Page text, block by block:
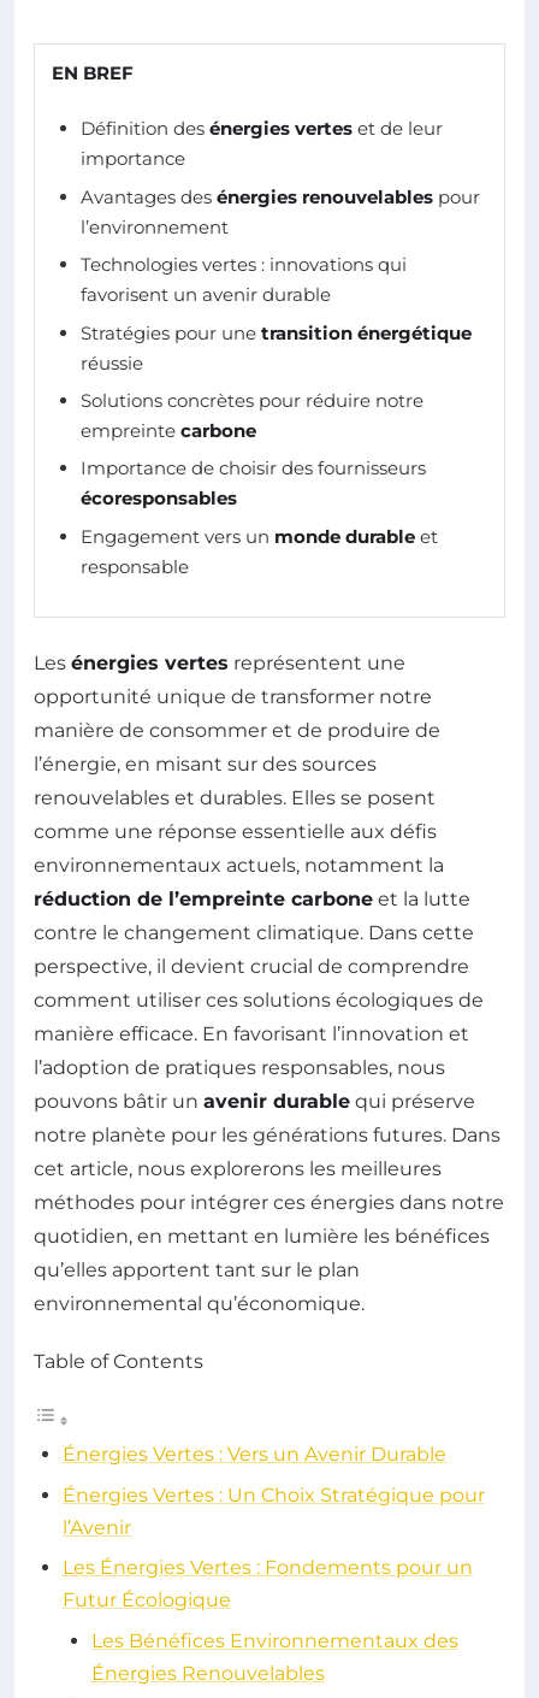
EN BREF
Définition des énergies vertes et de leur
importance
Avantages des énergies renouvelables pour
l’environnement
Technologies vertes : innovations qui
favorisent un avenir durable
Stratégies pour une transition énergétique
réussie
Solutions concrètes pour réduire notre
empreinte carbone
Importance de choisir des fournisseurs
écoresponsables
Engagement vers un monde durable et
responsable
Les énergies vertes représentent une
opportunité unique de transformer notre
manière de consommer et de produire de
l’énergie, en misant sur des sources
renouvelables et durables. Elles se posent
comme une réponse essentielle aux défis
environnementaux actuels, notamment la
réduction de l’empreinte carbone et la lutte
contre le changement climatique. Dans cette
perspective, il devient crucial de comprendre
comment utiliser ces solutions écologiques de
manière efficace. En favorisant l’innovation et
l’adoption de pratiques responsables, nous
pouvons bâtir un avenir durable qui préserve
notre planète pour les générations futures. Dans
cet article, nous explorerons les meilleures
méthodes pour intégrer ces énergies dans notre
quotidien, en mettant en lumière les bénéfices
qu’elles apportent tant sur le plan
environnemental qu’économique.
Table of Contents
Énergies Vertes : Vers un Avenir Durable
Énergies Vertes : Un Choix Stratégique pour
l’Avenir
Les Énergies Vertes : Fondements pour un
Futur Écologique
Les Bénéfices Environnementaux des
Énergies Renouvelables